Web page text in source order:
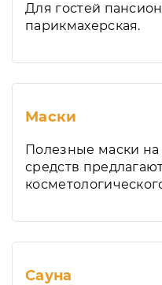
Для гостей
парикмахерская.
Маски
Полезные маски
средств
Сауна